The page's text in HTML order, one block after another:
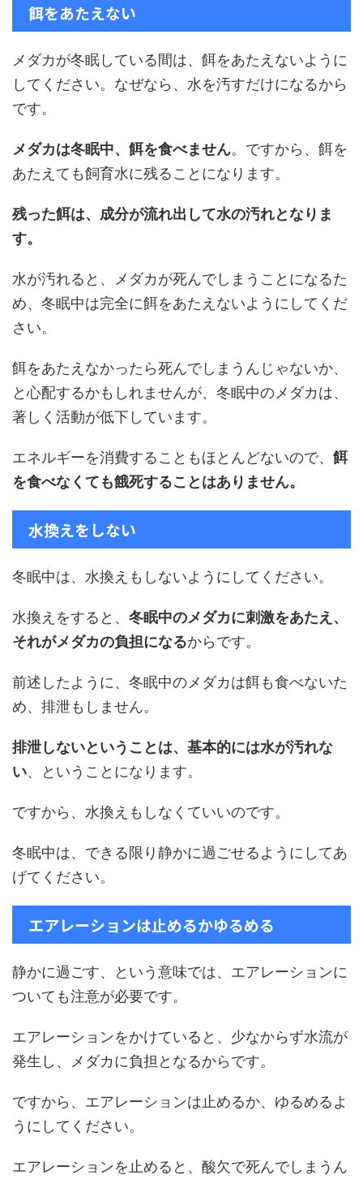
餌をあたえない
メダカが冬眠している間は、餌をあたえないように
してください。なぜなら、水を汚すだけになるから
です。
メダカは冬眠中、餌を食べません。ですから、餌を
あたえても飼育水に残ることになります。
残った餌は、成分が流れ出して水の汚れとなりま
す。
水が汚れると、メダカが死んでしまうことになるた
め、冬眠中は完全に餌をあたえないようにしてくだ
さい。
餌をあたえなかったら死んでしまうんじゃないか、
と心配するかもしれませんが、冬眠中のメダカは、
著しく活動が低下しています。
エネルギーを消費することもほとんどないので、 餌
を食べなくても餓死することはありません。
水換えをしない
冬眠中は、水換えもしないようにしてください。
水換えをすると、 冬眠中のメダカに刺激をあたえ、
それがメダカの負担になるからです。
前述したように、冬眠中のメダカは餌も食べないた
め、排泄もしません。
排泄しないということは、基本的には水が汚れな
い、ということになります。
ですから、水換えもしなくていいのです。
冬眠中は、できる限り静かに過ごせるようにしてあ
げてください。
エアレーションは止めるかゆるめる
静かに過ごす、という意味では、エアレーションに
ついても注意が必要です。
エアレーションをかけていると、少なからず水流が
発生し、メダカに負担となるからです。
ですから、エアレーションは止めるか、ゆるめるよ
うにしてください。
エアレーションを止めると、酸欠で死んでしまうん